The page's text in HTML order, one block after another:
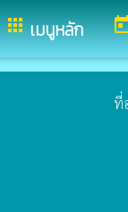
appsเมนูหลัก
ที่